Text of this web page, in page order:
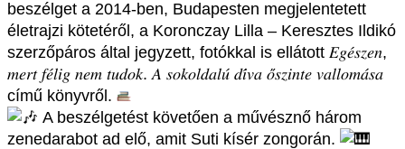
beszélget a 2014-ben, Budapesten megjelentetett
életrajzi kötetéről, a Koronczay Lilla – Keresztes Ildikó
szerzőpáros által jegyzett, fotókkal is ellátott 𝐸𝑔𝑒́𝑠𝑧𝑒𝑛,
𝑚𝑒𝑟𝑡 𝑓𝑒́𝑙𝑖𝑔 𝑛𝑒𝑚 𝑡𝑢𝑑𝑜𝑘. 𝐴 𝑠𝑜𝑘𝑜𝑙𝑑𝑎𝑙𝑢́ 𝑑𝑖́𝑣𝑎 𝑜̋𝑠𝑧𝑖𝑛𝑡𝑒 𝑣𝑎𝑙𝑙𝑜𝑚𝑎́𝑠𝑎
című könyvről.
A beszélgetést követően a művésznő három
zenedarabot ad elő, amit Suti kísér zongorán.